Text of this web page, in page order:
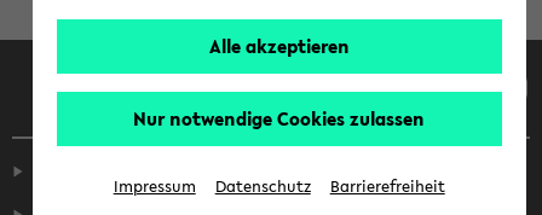
Alle akzeptieren
Nur notwendige Cookies zulassen
Impressum Datenschutz Barrierefreiheit